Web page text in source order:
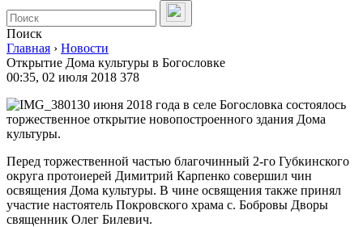
Поиск
Главная › Новости
Открытие Дома культуры в Богословке
00:35, 02 июля 2018 378
30 июня 2018 года в селе Богословка состоялось
торжественное открытие новопостроенного здания Дома
культуры.
Перед торжественной частью благочинный 2-го Губкинского
округа протоиерей Димитрий Карпенко совершил чин
освящения Дома культуры. В чине освящения также принял
участие настоятель Покровского храма с. Бобровы Дворы
священник Олег Билевич.